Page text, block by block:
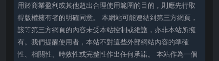
用於商業盈利或其他超出合理使用範圍的目的，則應先行取
得版權擁有者的明確同意。 本網站可能連結到第三方網頁，
該等第三方網頁的內容未受本站控制或維護，亦非本站所擁
有。我們提醒使用者，本站不對這些外部網站內容的準確
性、相關性、時效性或完整性作出任何承諾。 本站作為一個